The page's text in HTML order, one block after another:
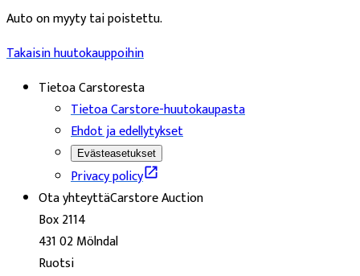
Auto on myyty tai poistettu.
Takaisin huutokauppoihin
Tietoa Carstoresta
Tietoa Carstore-huutokaupasta
Ehdot ja edellytykset
Evästeasetukset
Privacy policy
Ota yhteyttäCarstore Auction
Box 2114
431 02 Mölndal
Ruotsi